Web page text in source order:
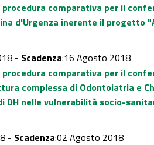
comparativa per il
d'Urgenza inerente il progetto
- Scadenza:16 Agosto 2018
comparativa per il
complessa di Odontoiatria e
DH nelle vulnerabilità socio-
- Scadenza:02 Agosto 2018